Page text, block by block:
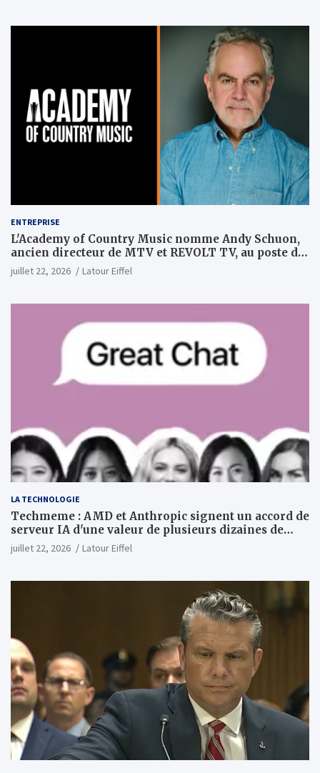
ENTREPRISE
L'Academy of Country Music nomme Andy Schuon,
ancien directeur de MTV et REVOLT TV, au poste de
PDG
juillet 22, 2026 Latour Eiffel
LA TECHNOLOGIE
Techmeme : AMD et Anthropic signent un accord de
serveur IA d'une valeur de plusieurs dizaines de
milliards ; Anthropic achètera jusqu'à 2 GW de puces
MI450 à partir du premier semestre 2027 et AMD
(Wall Street Journal)
juillet 22, 2026 Latour Eiffel